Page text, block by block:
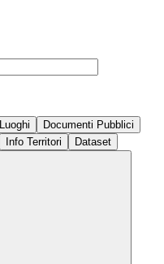
Luoghi
Documenti Pubblici
Info Territori Dataset